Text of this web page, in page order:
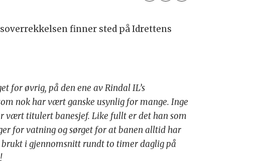
finner sted på Idrettens
for øvrig, på den ene av Rindal IL’s
nok har vært ganske usynlig for mange. Inge
vært titulert banesjef. Like fullt er det han som
for vatning og sørget for at banen alltid har
i gjennomsnitt rundt to timer daglig på